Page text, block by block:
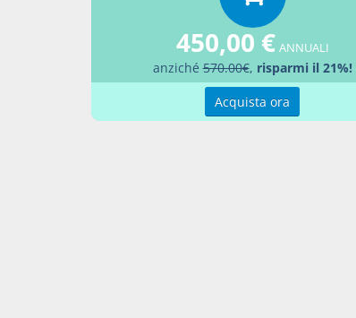
450,00 € ANNUALI
anziché570.00€, risparmi il 21%!
Acquista ora